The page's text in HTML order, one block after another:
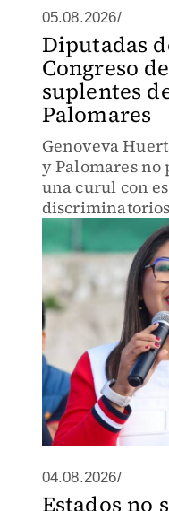
05.08.2026/
Diputadas
Congreso
suplentes
Palomares
Genoveva
y Palomares no
una curul con
población.
04.08.2026/
Estados no